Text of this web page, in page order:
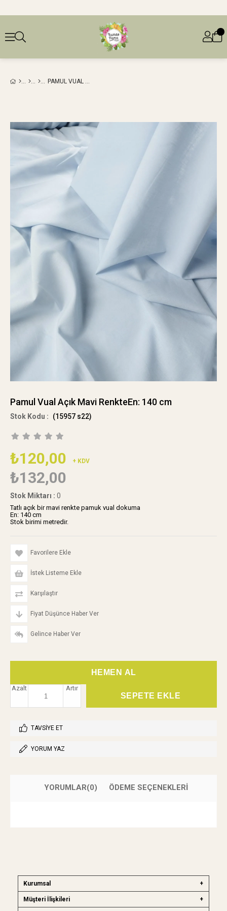
PAMUL VUAL AÇIK MAVI RENKTEEN: 140 CM
Pamul Vual Açık Mavi RenkteEn: 140 cm
(15957 s22)
₺120,00 + KDV
₺132,00
Stok Miktarı : 0
Tatlı açık bir mavi renkte pamuk vual dokuma
En: 140 cm
Stok birimi metredir.
Favorilere Ekle
İstek Listeme Ekle
Karşılaştır
Fiyat Düşünce Haber Ver
Gelince Haber Ver
Artır
Azalt
TAVSIYE ET
YORUM YAZ
YORUMLAR(0) ÖDEME SEÇENEKLERI
Kurumsal
Müşteri İlişkileri